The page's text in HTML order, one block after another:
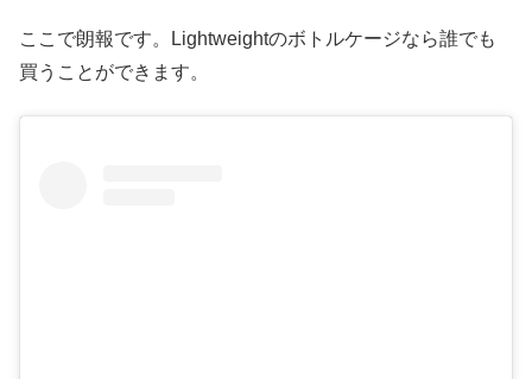
ここで朗報です。Lightweightのボトルケージなら誰でも
買うことができます。